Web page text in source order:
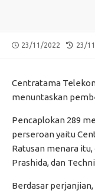
PUBLISHED
23/11/2022
LAST
23/
Centratama
menuntaskan
Pencaplokan 289
perseroan yaitu
Ratusan menara
Prashida, dan
Berdasar